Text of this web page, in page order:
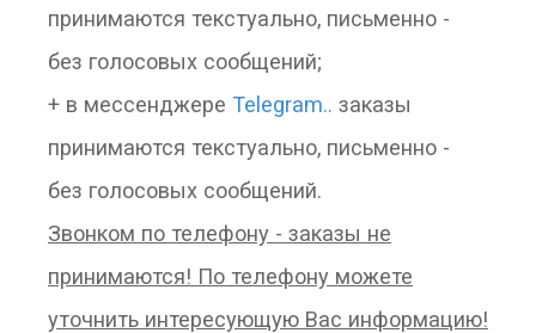
принимаются текстуально, письменно -
без голосовых сообщений;
+ в мессенджере Telegram.. заказы
принимаются текстуально, письменно -
без голосовых сообщений.
Звонком по телефону - заказы не
принимаются! По телефону можете
уточнить интересующую Вас информацию!